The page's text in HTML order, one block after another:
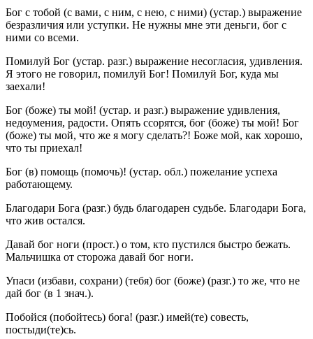
Бог с тобой (с вами, с ним, с нею, с ними) (устар.) выражение
безразличия или уступки. Не нужны мне эти деньги, бог с
ними со всеми.
Помилуй Бог (устар. разг.) выражение несогласия, удивления.
Я этого не говорил, помилуй Бог! Помилуй Бог, куда мы
заехали!
Бог (боже) ты мой! (устар. и разг.) выражение удивления,
недоумения, радости. Опять ссорятся, бог (боже) ты мой! Бог
(боже) ты мой, что же я могу сделать?! Боже мой, как хорошо,
что ты приехал!
Бог (в) помощь (помочь)! (устар. обл.) пожелание успеха
работающему.
Благодари Бога (разг.) будь благодарен судьбе. Благодари Бога,
что жив остался.
Давай бог ноги (прост.) о том, кто пустился быстро бежать.
Мальчишка от сторожа давай бог ноги.
Упаси (избави, сохрани) (тебя) бог (боже) (разг.) то же, что не
дай бог (в 1 знач.).
Побойся (побойтесь) бога! (разг.) имей(те) совесть,
постыди(те)сь.